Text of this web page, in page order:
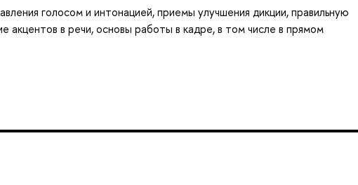
голосом и интонацией, приемы улучшения дикции, правильную
акцентов в речи, основы работы в кадре, в том числе в прямом